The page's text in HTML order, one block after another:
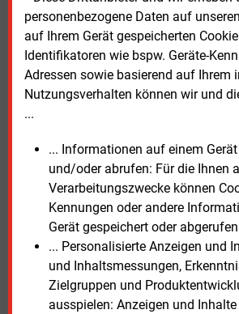
personenbezogene Daten auf
auf Ihrem Gerät gespeicherten
Identifikatoren wie bspw. Geräte-
Adressen sowie basierend auf Ihrem
Nutzungsverhalten können wir und
...
... Informationen auf einem
und/oder abrufen: Für die Ihnen
Verarbeitungszwecke können
Kennungen oder andere
Gerät gespeichert oder
... Personalisierte Anzeigen und
und Inhaltsmessungen,
Zielgruppen und
ausspielen: Anzeigen und
Stellungnahme der Stadt zudem
lässt, ist, dass die Geschäftsführung
dem Aufsichtsratsvorsitzenden
regulären Gremiensitzungen
Austausch stand. Zur Zeit der
OB lässt Vorwürfe im Raum stehen
Fast drei Monate stehen die
Aderhold-Gutachten gegen Heim nun
Haben die Stadt Dortmund und der
Aufsichtsratsvorsitzende von DEW
Erkenntnisse von Prof. Aderhold
hinterfragt? Halten die Stadt und der